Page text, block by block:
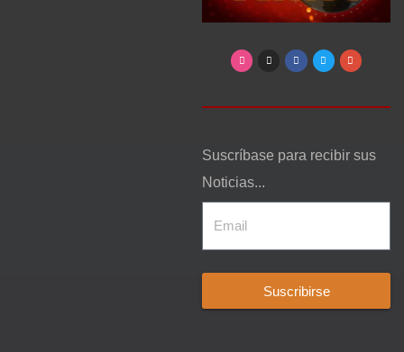
Suscríbase para recibir sus
Noticias...
Suscribirse